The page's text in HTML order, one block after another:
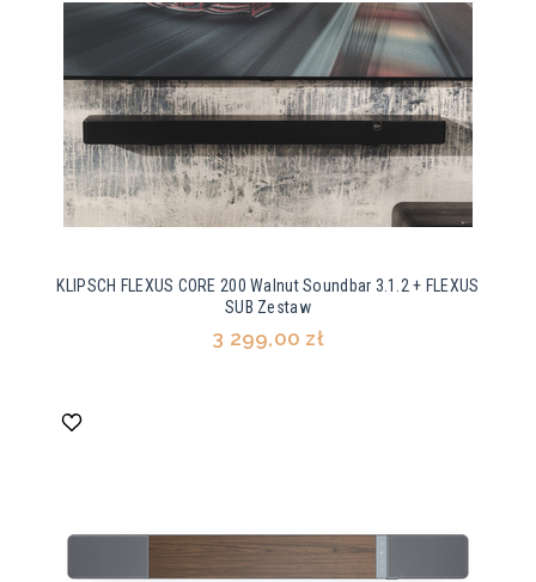
KLIPSCH FLEXUS CORE 200 Walnut Soundbar 3.1.2 + FLEXUS
SUB Zestaw
3 299,00 zł